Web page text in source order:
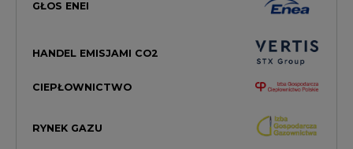
GŁOS ENEI
HANDEL EMISJAMI CO2
CIEPŁOWNICTWO
RYNEK GAZU